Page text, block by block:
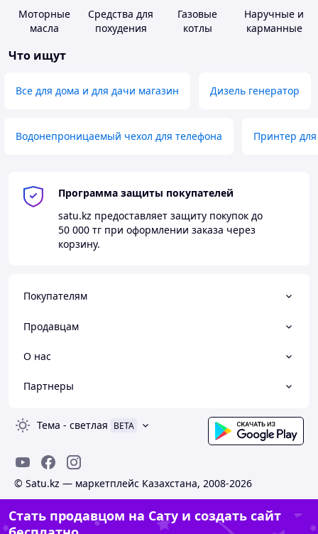
Моторные
масла
Средства для
похудения
Газовые
котлы
Наручные и
карманные
Что ищут
Все для дома и для дачи магазин Дизель генератор
Водонепроницаемый чехол для телефона Принтер
Программа защиты покупателей
satu.kz предоставляет защиту покупок до
50 000 тг при оформлении заказа через
корзину.
Покупателям
Продавцам
О нас
Партнеры
Тема - светлая BETA
© Satu.kz — маркетплейс Казахстана, 2008-2026
Стать продавцом на Сату и создать сайт